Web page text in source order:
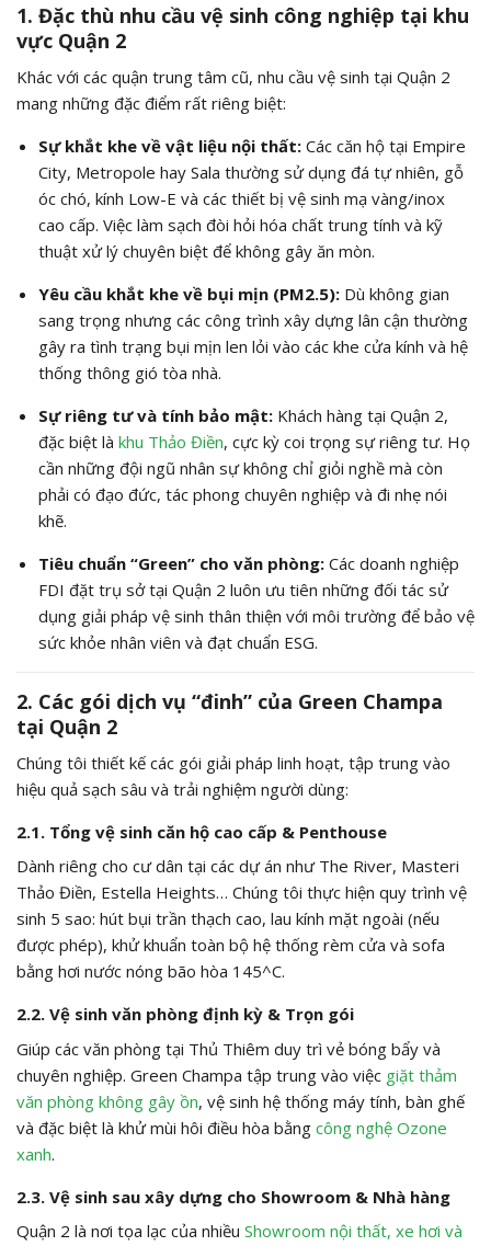
1. Đặc thù nhu cầu vệ sinh công nghiệp tại khu
vực Quận 2
Khác với các quận trung tâm cũ, nhu cầu vệ sinh tại Quận 2
mang những đặc điểm rất riêng biệt:
Sự khắt khe về vật liệu nội thất:Các căn hộ tại Empire
City, Metropole hay Sala thường sử dụng đá tự nhiên, gỗ
óc chó, kính Low-E và các thiết bị vệ sinh mạ vàng/inox
cao cấp. Việc làm sạch đòi hỏi hóa chất trung tính và kỹ
thuật xử lý chuyên biệt để không gây ăn mòn.
Yêu cầu khắt khe về bụi mịn (PM2.5):Dù không gian
sang trọng nhưng các công trình xây dựng lân cận thường
gây ra tình trạng bụi mịn len lỏi vào các khe cửa kính và hệ
thống thông gió tòa nhà.
Sự riêng tư và tính bảo mật:Khách hàng tại Quận 2,
đặc biệt là khu Thảo Điền, cực kỳ coi trọng sự riêng tư. Họ
cần những đội ngũ nhân sự không chỉ giỏi nghề mà còn
phải có đạo đức, tác phong chuyên nghiệp và đi nhẹ nói
khẽ.
Tiêu chuẩn “Green” cho văn phòng:Các doanh nghiệp
FDI đặt trụ sở tại Quận 2 luôn ưu tiên những đối tác sử
dụng giải pháp vệ sinh thân thiện với môi trường để bảo vệ
sức khỏe nhân viên và đạt chuẩn ESG.
2. Các gói dịch vụ “đinh” của Green Champa
tại Quận 2
Chúng tôi thiết kế các gói giải pháp linh hoạt, tập trung vào
hiệu quả sạch sâu và trải nghiệm người dùng:
2.1. Tổng vệ sinh căn hộ cao cấp & Penthouse
Dành riêng cho cư dân tại các dự án như The River, Masteri
Thảo Điền, Estella Heights… Chúng tôi thực hiện quy trình vệ
sinh 5 sao: hút bụi trần thạch cao, lau kính mặt ngoài (nếu
được phép), khử khuẩn toàn bộ hệ thống rèm cửa và sofa
bằng hơi nước nóng bão hòa 145^C.
2.2. Vệ sinh văn phòng định kỳ & Trọn gói
Giúp các văn phòng tại Thủ Thiêm duy trì vẻ bóng bẩy và
chuyên nghiệp. Green Champa tập trung vào việc giặt thảm
văn phòng không gây ồn, vệ sinh hệ thống máy tính, bàn ghế
và đặc biệt là khử mùi hôi điều hòa bằng công nghệ Ozone
xanh.
2.3. Vệ sinh sau xây dựng cho Showroom & Nhà hàng
Quận 2 là nơi tọa lạc của nhiều Showroom nội thất, xe hơi và